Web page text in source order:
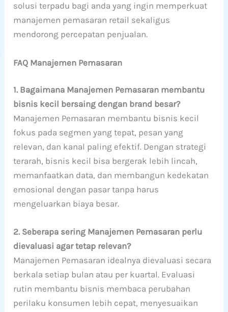
solusi terpadu bagi anda yang ingin memperkuat
manajemen pemasaran retail sekaligus
mendorong percepatan penjualan.
FAQ Manajemen Pemasaran
1. Bagaimana Manajemen Pemasaran membantu
bisnis kecil bersaing dengan brand besar?
Manajemen Pemasaran membantu bisnis kecil
fokus pada segmen yang tepat, pesan yang
relevan, dan kanal paling efektif. Dengan strategi
terarah, bisnis kecil bisa bergerak lebih lincah,
memanfaatkan data, dan membangun kedekatan
emosional dengan pasar tanpa harus
mengeluarkan biaya besar.
2. Seberapa sering Manajemen Pemasaran perlu
dievaluasi agar tetap relevan?
Manajemen Pemasaran idealnya dievaluasi secara
berkala setiap bulan atau per kuartal. Evaluasi
rutin membantu bisnis membaca perubahan
perilaku konsumen lebih cepat, menyesuaikan